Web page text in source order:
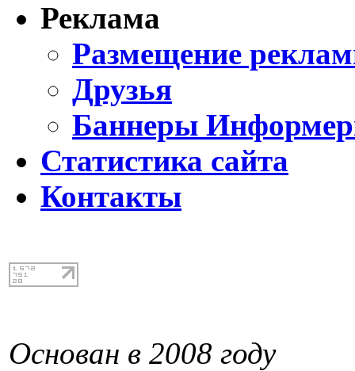
Реклама
Размещение
Друзья
Баннеры
Статистика сайта
Контакты
Основан в 2008 году